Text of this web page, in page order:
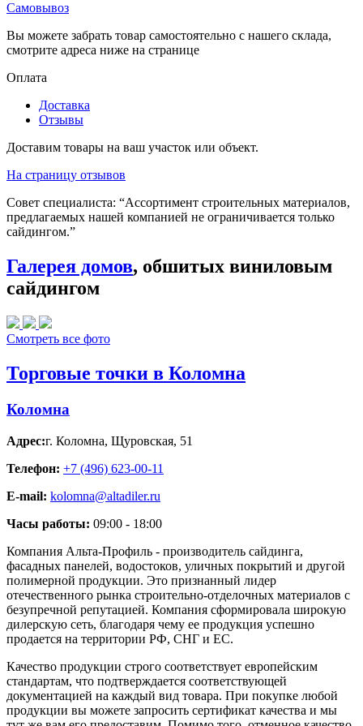
Самовывоз
Вы можете забрать товар самостоятельно с нашего склада,
смотрите адреса ниже на странице
Оплата
Доставка
Отзывы
Доставим товары на ваш участок или объект.
На страницу отзывов
Совет специалиста: “Ассортимент строительных материалов,
предлагаемых нашей компанией не ограничивается только
сайдингом.”
Галерея домов, обшитых виниловым
сайдингом
Смотреть все фото
Торговые точки в Коломна
Коломна
Адрес:г. Коломна, Щуровская, 51
Телефон: +7 (496) 623-00-11
E-mail: kolomna@altadiler.ru
Часы работы: 09:00 - 18:00
Компания Альта-Профиль - производитель сайдинга,
фасадных панелей, водостоков, уличных покрытий и другой
полимерной продукции. Это признанный лидер
отечественного рынка строительно-отделочных материалов с
безупречной репутацией. Компания сформировала широкую
дилерскую сеть, благодаря чему ее продукция успешно
продается на территории РФ, СНГ и ЕС.
Качество продукции строго соответствует европейским
стандартам, что подтверждается соответствующей
документацией на каждый вид товара. При покупке любой
продукции вы можете запросить сертификат качества и мы